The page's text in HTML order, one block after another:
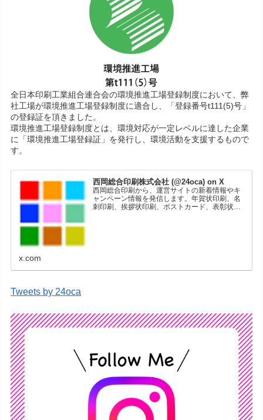
全日本印刷工業組合連合会の環境推進工場登録制度において、弊
社工場が環境推進工場登録制度に適合し、「登録番号t111(5)号」
の登録証を頂きました。
環境推進工場登録制度とは、環境対応が一定レベルに達した企業
に「環境推進工場登録証」を発行し、環境活動を支援するもので
す。
西岡総合印刷株式会社 (@24oca) on X
西岡総合印刷から、運営サイトの新着情報やキ
ャンペーン情報を発信します。年賀状印刷、名
刺印刷、挨拶状印刷、ポストカード、表彰状印
x.com
Tweets by 24oca